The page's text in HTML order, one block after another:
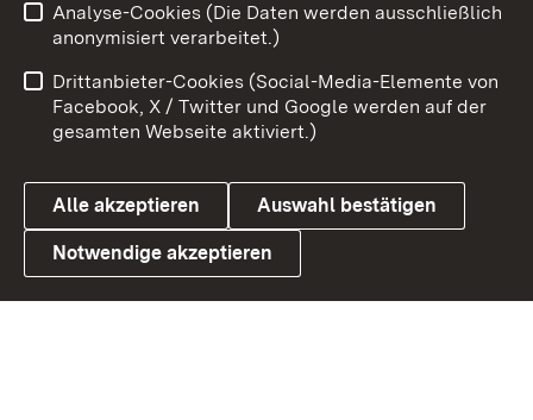
Link zum Landesportal
Impressum
Kontakt
Barrierefreiheit
Datenschutz
Cookies
Analyse-Cookies (Die Daten werden ausschließlich
anonymisiert verarbeitet.)
Drittanbieter-Cookies (Social-Media-Elemente von
Facebook, X / Twitter und Google werden auf der
gesamten Webseite aktiviert.)
Alle akzeptieren Auswahl bestätigen
Notwendige akzeptieren